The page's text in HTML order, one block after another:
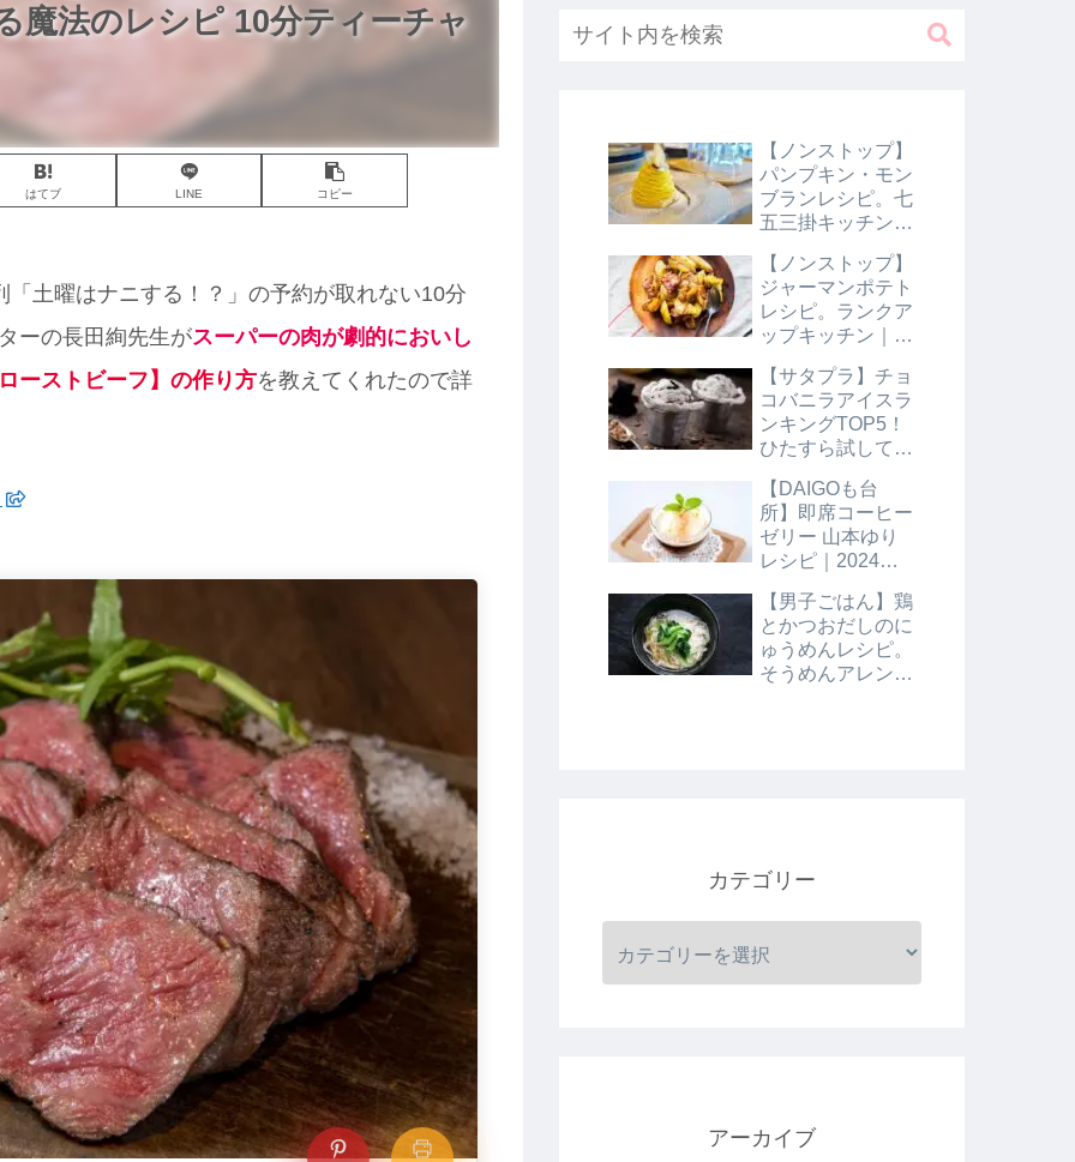
魔法のレシピ 10分ティーチャ
はてブ LINE コピー
土曜はナニする！？」の予約が取れない10分
ーの長田絢先生がスーパーの肉が劇的においし
ーストビーフ】の作り方を教えてくれたので詳
【ノンストップ】
パンプキン・モン
ブランレシピ。七
五三掛キッチン｜
【ノンストップ】
ジャーマンポテト
レシピ。ランクア
ップキッチン｜10
【サタプラ】チョ
コバニラアイスラ
ンキングTOP5！
ひたすら試してラ
日【サタデープラ
ス】
【DAIGOも台
所】即席コーヒー
ゼリー 山本ゆり
レシピ｜2024年8
【男子ごはん】鶏
とかつおだしのに
ゅうめんレシピ。
そうめんアレンジ
カテゴリー
アーカイブ